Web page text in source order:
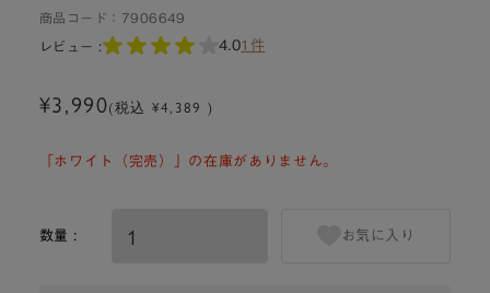
商品コード： 7906649
レビュー : 4.01件
¥3,990(税込 ¥4,389 )
「ホワイト（完売）」の在庫がありません。
数量 : お気に入り